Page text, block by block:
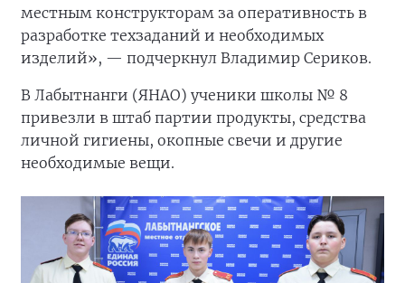
местным конструкторам за оперативность в
разработке техзаданий и необходимых
изделий», — подчеркнул Владимир Сериков.
В Лабытнанги (ЯНАО) ученики школы № 8
привезли в штаб партии продукты, средства
личной гигиены, окопные свечи и другие
необходимые вещи.